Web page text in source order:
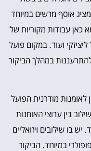
מציג אוסף מרשים במיוחד
כאן עבודות מקוריות של
ועוד. במקום פועל
במהלך הביקור
לאומנות מודרנית הפועל
בין ערוצי האומנות
יש בו שילובים ויזואליים
במיוחד. הביקור